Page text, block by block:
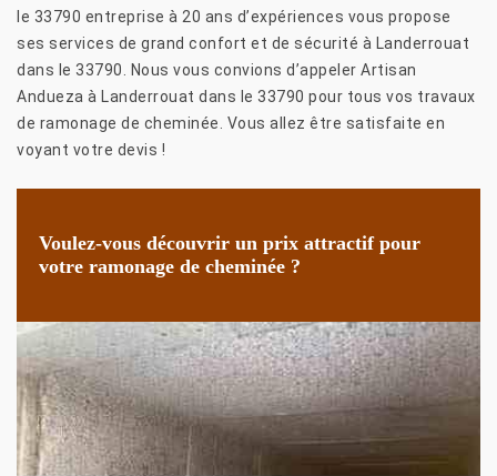
le 33790 entreprise à 20 ans d’expériences vous propose
ses services de grand confort et de sécurité à Landerrouat
dans le 33790. Nous vous convions d’appeler Artisan
Andueza à Landerrouat dans le 33790 pour tous vos travaux
de ramonage de cheminée. Vous allez être satisfaite en
voyant votre devis !
Voulez-vous découvrir un prix attractif pour
votre ramonage de cheminée ?